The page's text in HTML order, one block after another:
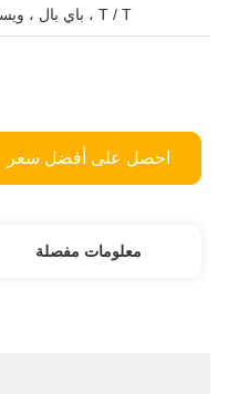
T / T ، باي بال ، ويسترن يونيون ، موني جرام ، بطاقة ائتمان
احصل على أفضل سعر
معلومات مفصلة